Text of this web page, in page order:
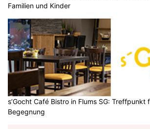
Familien und Kinder
s’Gocht Café Bistro in Flums SG: Treffpunkt
Begegnung